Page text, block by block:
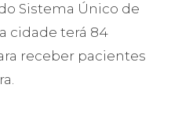
Sistema Único de
cidade terá 84
receber pacientes